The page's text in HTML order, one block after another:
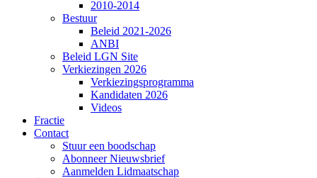
2010-2014
Bestuur
Beleid 2021-2026
ANBI
Beleid LGN Site
Verkiezingen 2026
Verkiezingsprogramma
Kandidaten 2026
Videos
Fractie
Contact
Stuur een boodschap
Abonneer Nieuwsbrief
Aanmelden Lidmaatschap